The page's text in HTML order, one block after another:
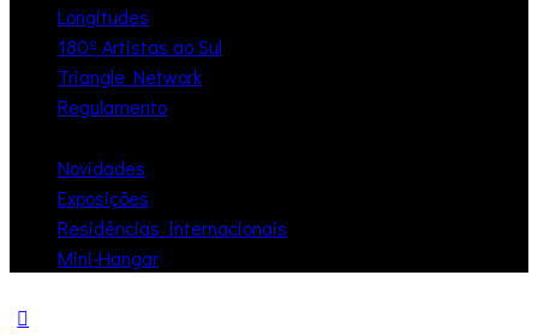
Longitudes
180º Artistas ao Sul
Triangle Network
Regulamento
Novidades
Exposições
Residências Internacionais
Mini-Hangar